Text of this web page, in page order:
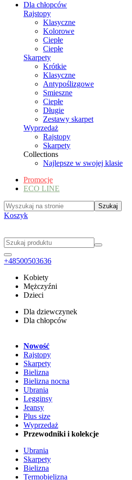
Dla chłopców
Rajstopy
Klasyczne
Kolorowe
Ciepłe
Ciepłe
Skarpety
Krótkie
Klasyczne
Antypoślizgowe
Smieszne
Ciepłe
Długie
Zestawy skarpet
Wyprzedaż
Rajstopy
Skarpety
Collections
Najlepsze w swojej klasie
Promocje
ECO LINE
Koszyk
+48500503636
Kobiety
Mężczyźni
Dzieci
Dla dziewczynek
Dla chłopców
Nowość
Rajstopy
Skarpety
Bielizna
Bielizna nocna
Ubrania
Legginsy
Jeansy
Plus size
Wyprzedaż
Przewodniki i kolekcje
Ubrania
Skarpety
Bielizna
Termobielizna